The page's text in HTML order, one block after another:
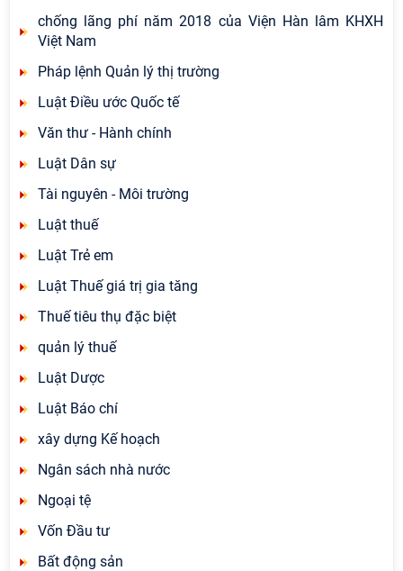
chống lãng phí năm 2018 của Viện Hàn lâm KHXH
Việt Nam
Pháp lệnh Quản lý thị trường
Luật Điều ước Quốc tế
Văn thư - Hành chính
Luật Dân sự
Tài nguyên - Môi trường
Luật thuế
Luật Trẻ em
Luật Thuế giá trị gia tăng
Thuế tiêu thụ đặc biệt
quản lý thuế
Luật Dược
Luật Báo chí
xây dựng Kế hoạch
Ngân sách nhà nước
Ngoại tệ
Vốn Đầu tư
Bất động sản